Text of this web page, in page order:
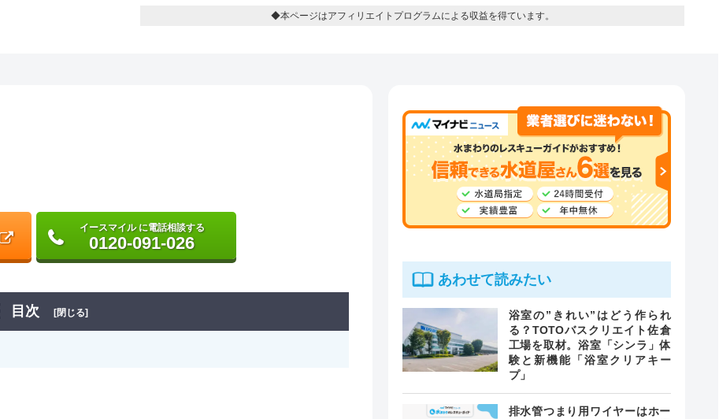
◆本ページはアフィリエイトプログラムによる収益を得ています。
イースマイル に電話相談する
0120-091-026
目次 [閉じる]
あわせて読みたい
浴室の”きれい”はどう作られ
る？TOTOバスクリエイト佐倉
工場を取材。浴室「シンラ」体
験と新機能「浴室クリアキー
プ」
排水管つまり用ワイヤーはホー